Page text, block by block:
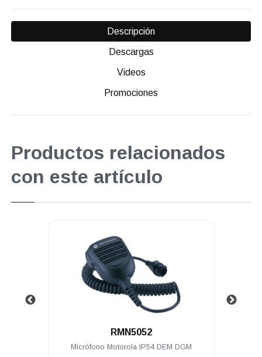
Descripción
Descargas
Videos
Promociones
Productos relacionados
con este artículo
RMN5052
Micrófono Motorola IP54 DEM DGM